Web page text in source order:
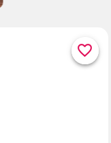
favorite_border